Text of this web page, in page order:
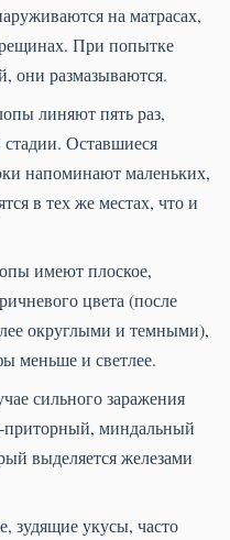
на матрасах,
При попытке
они размазываются.
линяют пять раз,
Оставшиеся
напоминают маленьких,
в тех же местах, что и
имеют плоское,
цвета (после
округлыми и темными),
меньше и светлее.
сильного заражения
приторный, миндальный
выделяется железами
зудящие укусы, часто